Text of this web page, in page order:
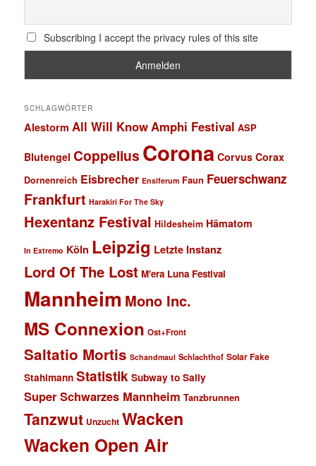
Subscribing I accept the privacy rules of this site
SCHLAGWÖRTER
Alestorm All Will Know Amphi Festival ASP
Blutengel Coppelius Corona Corvus Corax
Dornenreich Eisbrecher Ensiferum Faun Feuerschwanz
Frankfurt Harakiri For The Sky
Hexentanz Festival Hildesheim Hämatom
In Extremo Köln Leipzig Letzte Instanz
Lord Of The Lost M'era Luna Festival
Mannheim Mono Inc.
MS Connexion Ost+Front
Saltatio Mortis Schandmaul Schlachthof Solar Fake
Stahlmann Statistik Subway to Sally
Super Schwarzes Mannheim Tanzbrunnen
Tanzwut Unzucht Wacken
Wacken Open Air